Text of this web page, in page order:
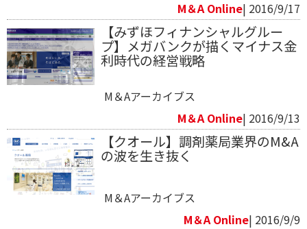
M＆A Online| 2016/9/17
【みずほフィナンシャルグルー
プ】メガバンクが描くマイナス金
利時代の経営戦略
M＆Aアーカイブス
M＆A Online| 2016/9/13
【クオール】調剤薬局業界のM&A
の波を生き抜く
M＆Aアーカイブス
M＆A Online| 2016/9/9